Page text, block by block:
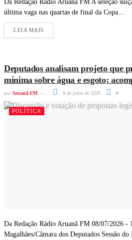
Da Redação Rádio Aruanã FM A seleção
última vaga nas quartas de final da Copa...
LEIA MAIS
Deputados analisam projeto que
mínima sobre água e esgoto;
por Aruanã FM 8 de julho de 2026 0
POLÍTICA
Da Redação Rádio Aruanã FM 08/07/2026
Magalhães/Câmara dos Deputados Sessão